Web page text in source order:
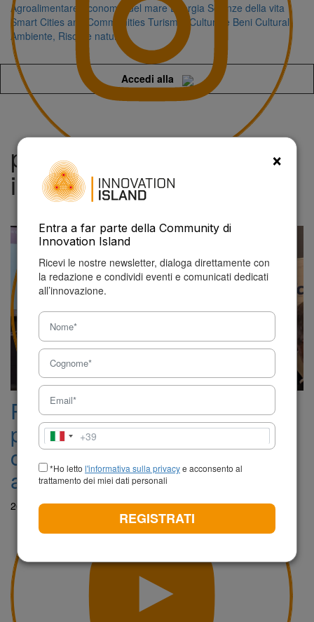
Agroalimentare Economia del mare Energia Scienze della vita
Smart Cities and Communities Turismo, Cultura e Beni Culturali
Ambiente, Risorse naturali
Accedi alla
palermo technology
innovation center
PATIC cerca startup ad alto
potenziale: ultimi giorni per
candidarsi al programma di
accelerazione
26 Maggio 2026 - 12:40
×
Entra a far parte della Community di
Innovation Island
Ricevi le nostre newsletter, dialoga direttamente con
la redazione e condividi eventi e comunicati dedicati
all’innovazione.
Italia
+39
+39
*Ho letto l'informativa sulla privacye acconsento al
trattamento dei miei dati personali
REGISTRATI